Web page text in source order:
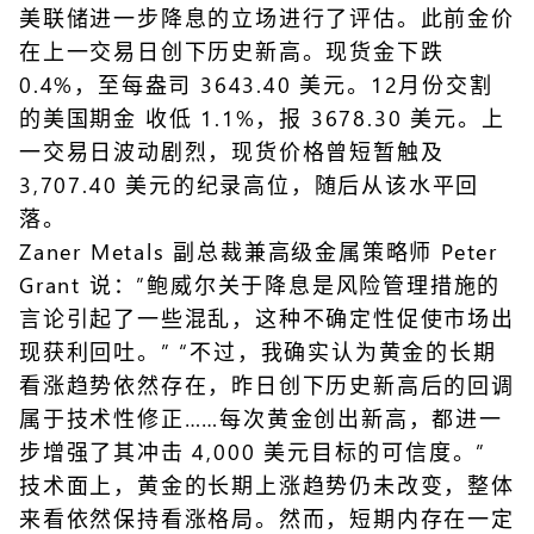
美联储进一步降息的立场进行了评估。此前金价
在上一交易日创下历史新高。现货金下跌
0.4%，至每盎司 3643.40 美元。12月份交割
的美国期金 收低 1.1%，报 3678.30 美元。上
一交易日波动剧烈，现货价格曾短暂触及
3,707.40 美元的纪录高位，随后从该水平回
落。
Zaner Metals 副总裁兼高级金属策略师 Peter
Grant 说：”鲍威尔关于降息是风险管理措施的
言论引起了一些混乱，这种不确定性促使市场出
现获利回吐。” “不过，我确实认为黄金的长期
看涨趋势依然存在，昨日创下历史新高后的回调
属于技术性修正……每次黄金创出新高，都进一
步增强了其冲击 4,000 美元目标的可信度。”
技术面上，黄金的长期上涨趋势仍未改变，整体
来看依然保持看涨格局。然而，短期内存在一定